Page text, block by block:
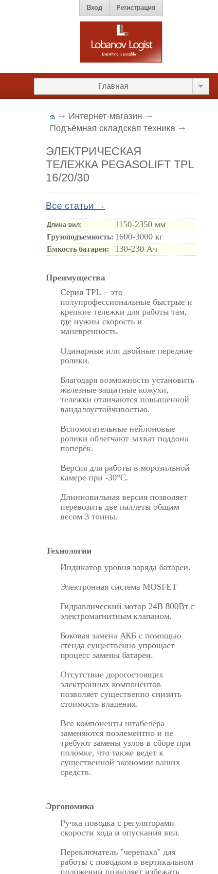
Вход Регистрация
Главная
Интернет-магазин
Подъёмная складская техника
ЭЛЕКТРИЧЕСКАЯ
ТЕЛЕЖКА PEGASOLIFT TPL
16/20/30
Все статьи →
Длина вил: 1150-2350 мм
Грузоподъемность: 1600-3000 кг
Емкость батареи: 130-230 Ач
Преимущества
Серия TPL – это
полупрофессиональные быстрые и
крепкие тележки для работы там,
где нужны скорость и
маневренность.
Одинарные или двойные передние
ролики.
Благодаря возможности установить
железные защитные кожухи,
тележки отличаются повышенной
вандалоустойчивостью.
Вспомогательные нейлоновые
ролики облегчают захват поддона
поперёк.
Версия для работы в морозильной
камере при -30°С.
Длинновильная версия позволяет
перевозить две паллеты общим
весом 3 тонны.
Технологии
Индикатор уровня заряда батареи.
Электронная система MOSFET
Гидравлический мотор 24В 800Вт с
электромагнитным клапаном.
Боковая замена АКБ с помощью
стенда существенно упрощает
процесс замены батареи.
Отсутствие дорогостоящих
электронных компонентов
позволяет существенно снизить
стоимость владения.
Все компоненты штабелёра
заменяются поэлементно и не
требуют замены узлов в сборе при
поломке, что также ведет к
существенной экономии ваших
средств.
Эргономика
Ручка поводка с регуляторами
скорости хода и опускания вил.
Переключатель "черепаха" для
работы с поводком в вертикальном
положении позволяет избежать